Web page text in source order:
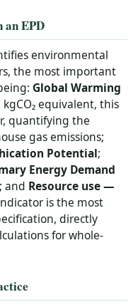
EPD
environmental
the most important
Global Warming
equivalent, this
quantifying the
gas emissions;
Potential;
Energy Demand
and Resource use —
is the most
directly
for whole-